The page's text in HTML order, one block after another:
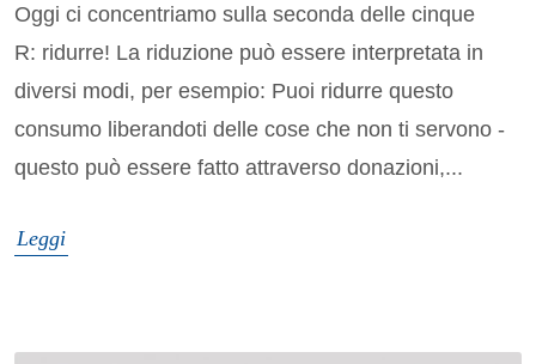
Oggi ci concentriamo sulla seconda delle cinque
R: ridurre! La riduzione può essere interpretata in
diversi modi, per esempio: Puoi ridurre questo
consumo liberandoti delle cose che non ti servono -
questo può essere fatto attraverso donazioni,...
Leggi